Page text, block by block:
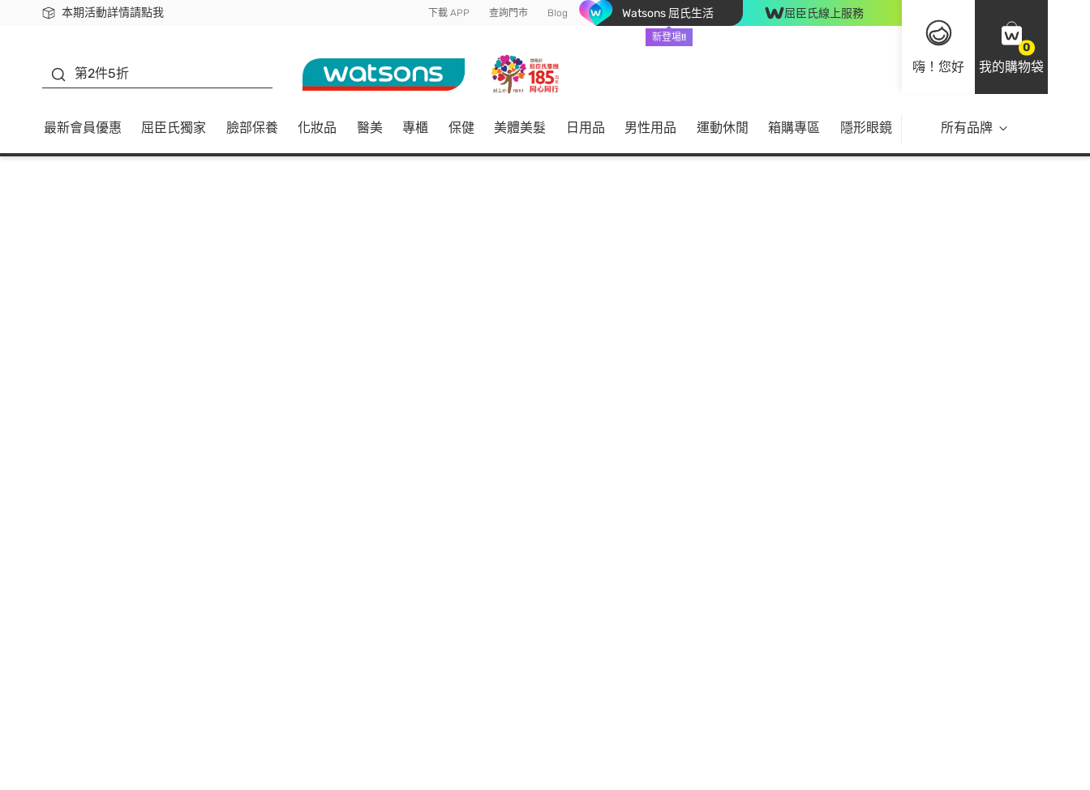
本期活動詳情請點我
下載app最高回饋$350 下載 APP 查詢門市 Blog Watsons 屈氏生活
新登場!!
屈臣氏線上服務
嗨！您好
0
我的購物袋
第2件5折
最新會員優惠 屈臣氏獨家 臉部保養 化妝品 醫美 專櫃 保健 美體美髮 日用品 男性用品 運動休閒 箱購專區 隱形眼鏡 所有品牌